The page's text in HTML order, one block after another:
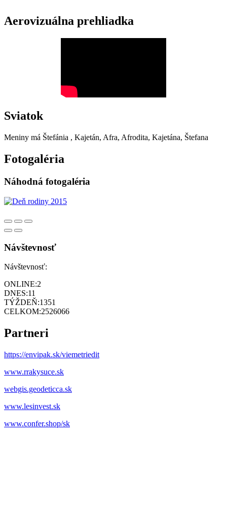
Aerovizuálna prehliadka
Sviatok
Meniny má Štefánia , Kajetán, Afra, Afrodita, Kajetána, Štefana
Fotogaléria
Náhodná fotogaléria
Návštevnosť
Návštevnosť:
ONLINE:2
DNES:11
TÝŽDEŇ:1351
CELKOM:2526066
Partneri
https://envipak.sk/viemetriedit
www.rrakysuce.sk
webgis.geodeticca.sk
www.lesinvest.sk
www.confer.shop/sk